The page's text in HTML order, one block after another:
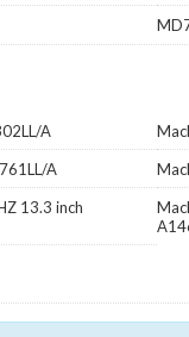
A
A
13.3 inch